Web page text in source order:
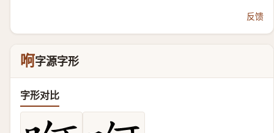
反馈
哬字源字形
字形对比